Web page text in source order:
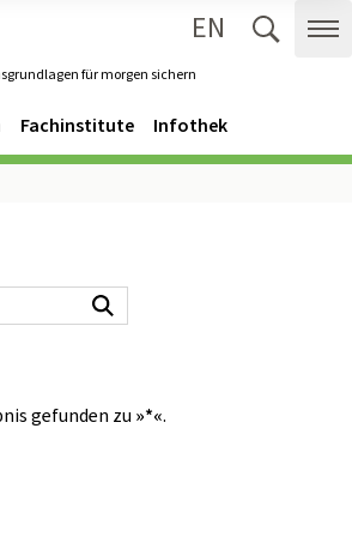
für morgen sichern
EN
Fachinstitute Infothek
gefunden zu »*«.